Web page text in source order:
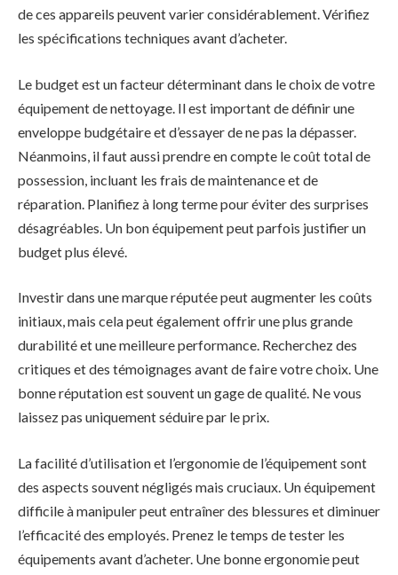
de ces appareils peuvent varier considérablement. Vérifiez
les spécifications techniques avant d’acheter.
Le budget est un facteur déterminant dans le choix de votre
équipement de nettoyage. Il est important de définir une
enveloppe budgétaire et d’essayer de ne pas la dépasser.
Néanmoins, il faut aussi prendre en compte le coût total de
possession, incluant les frais de maintenance et de
réparation. Planifiez à long terme pour éviter des surprises
désagréables. Un bon équipement peut parfois justifier un
budget plus élevé.
Investir dans une marque réputée peut augmenter les coûts
initiaux, mais cela peut également offrir une plus grande
durabilité et une meilleure performance. Recherchez des
critiques et des témoignages avant de faire votre choix. Une
bonne réputation est souvent un gage de qualité. Ne vous
laissez pas uniquement séduire par le prix.
La facilité d’utilisation et l’ergonomie de l’équipement sont
des aspects souvent négligés mais cruciaux. Un équipement
difficile à manipuler peut entraîner des blessures et diminuer
l’efficacité des employés. Prenez le temps de tester les
équipements avant d’acheter. Une bonne ergonomie peut